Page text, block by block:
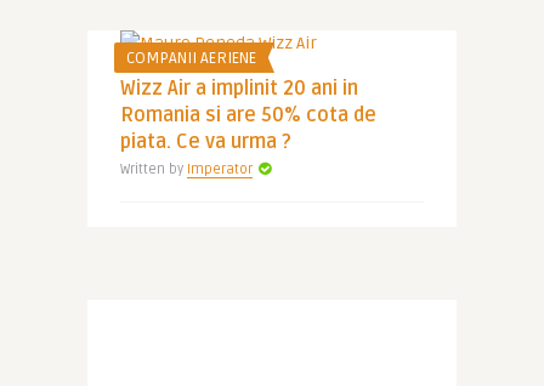
COMPANII AERIENE
Wizz Air a implinit 20 ani in
Romania si are 50% cota de
piata. Ce va urma ?
Written by Imperator